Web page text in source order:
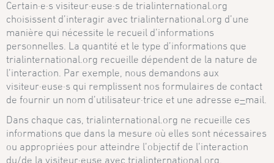
Certain·e·s visiteur·euse·s de trialinternational.org
choisissent d’interagir avec trialinternational.org d’une
manière qui nécessite le recueil d’informations
personnelles. La quantité et le type d’informations que
trialinternational.org recueille dépendent de la nature de
l’interaction. Par exemple, nous demandons aux
visiteur·euse·s qui remplissent nos formulaires de contact
de fournir un nom d’utilisateur·trice et une adresse e–mail.
Dans chaque cas, trialinternational.org ne recueille ces
informations que dans la mesure où elles sont nécessaires
ou appropriées pour atteindre l’objectif de l’interaction
du/de la visiteur·euse avec trialinternational.org.